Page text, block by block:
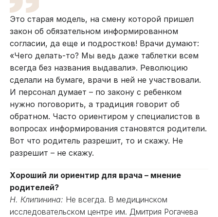
Это старая модель, на смену которой пришел
закон об обязательном информированном
согласии, да еще и подростков! Врачи думают:
«Чего делать-то? Мы ведь даже таблетки всем
всегда без названия выдавали». Революцию
сделали на бумаге, врачи в ней не участвовали.
И персонал думает – по закону с ребенком
нужно поговорить, а традиция говорит об
обратном. Часто ориентиром у специалистов в
вопросах информирования становятся родители.
Вот что родитель разрешит, то и скажу. Не
разрешит – не скажу.
Хороший ли ориентир для врача – мнение
родителей?
Н. Клипинина: Не всегда. В медицинском
исследовательском центре им. Дмитрия Рогачева